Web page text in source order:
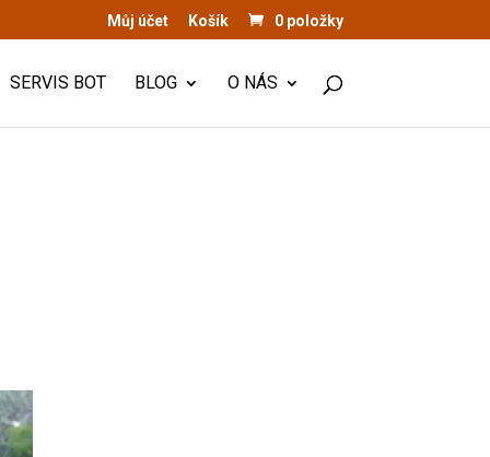
Můj účet Košík 0 položky
SERVIS BOT BLOG O NÁS